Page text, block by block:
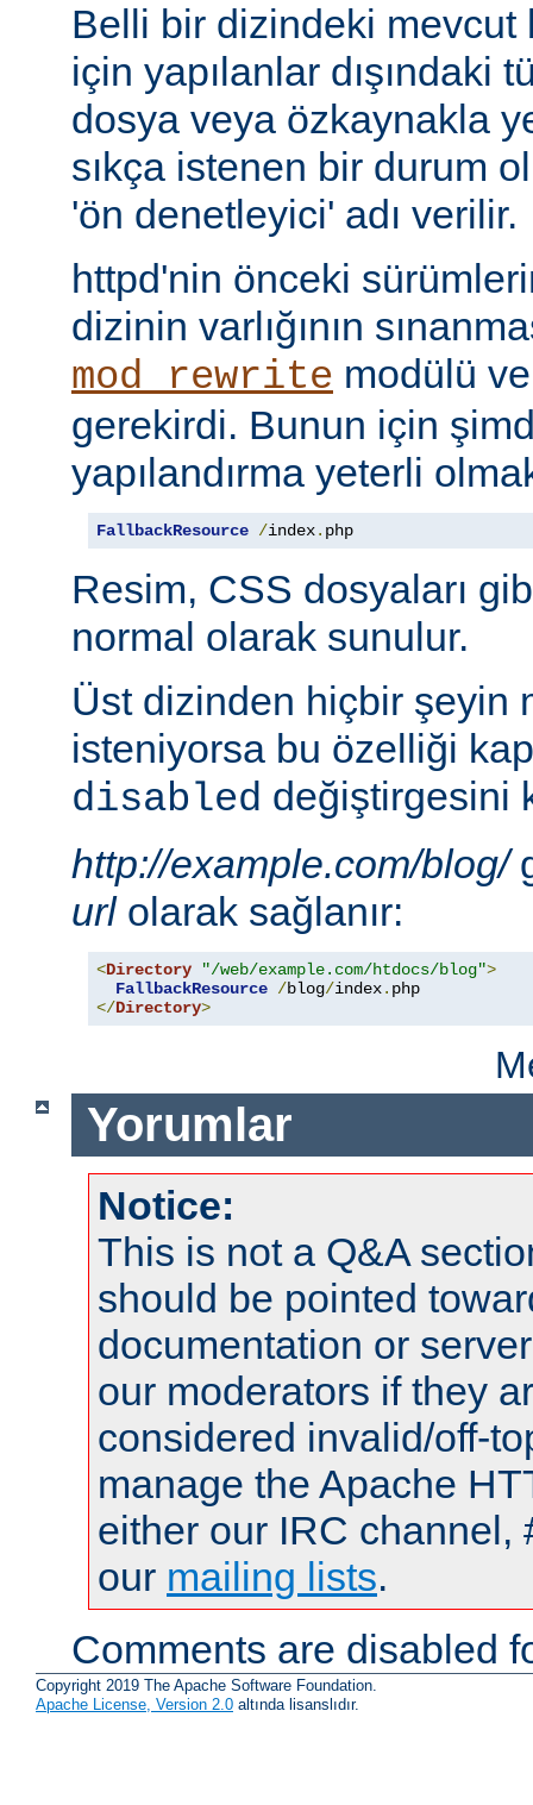
Belli bir dizindeki mevcut
için yapılanlar dışındaki
dosya veya özkaynakla
sıkça istenen bir durum
'ön denetleyici' adı verilir.
httpd'nin önceki
dizinin varlığının
mod_rewrite modülü
gerekirdi. Bunun için
yapılandırma yeterli
FallbackResource /index. php
Resim, CSS dosyaları
normal olarak sunulur.
Üst dizinden hiçbir şeyin
isteniyorsa bu özelliği
disabled değiştirgesini
http://example.com/blog/
urlolarak sağlanır:
<Directory "/web/example.com/htdocs/blog">
FallbackResource /blog/index.
</Directory>
Yorumlar
Notice:
This is not a Q&A
should be pointed
documentation or
our moderators if they
considered invalid/off-
manage the Apache
either our IRC channel,
our mailing lists.
Comments are disabled
Copyright 2019 The Apache Software Foundation.
Apache License, Version 2.0 altında lisanslıdır.